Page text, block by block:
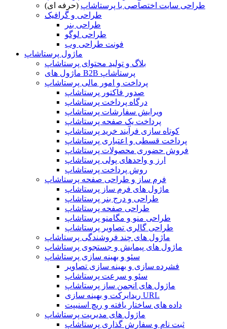
طراحی سایت اختصاصی با پرستاشاپ (حرفه ای)
طراحی و گرافیک
طراحی بنر
طراحی لوگو
فونت طراحی وب
ماژول پرستاشاپ
بلاگ و تولید محتوای پرستاشاپ
ماژول های B2B پرستاشاپ
پرداخت و امور مالی پرستاشاپ
صدور فاکتور پرستاشاپ
درگاه پرداخت پرستاشاپ
ویرایش سفارشات پرستاشاپ
پرداخت یک صفحه پرستاشاپ
کوتاه سازی فرآیند خرید پرستاشاپ
پرداخت قسطی و اعتباری پرستاشاپ
فروش حضوری محصولات پرستاشاپ
ارز و واحدهای پولی پرستاشاپ
روش پرداخت پرستاشاپ
فرم ساز و طراحی صفحه پرستاشاپ
ماژول های فرم ساز پرستاشاپ
طراحی و درج بنر پرستاشاپ
طراحی صفحه پرستاشاپ
طراحی منو و مگامنو پرستاشاپ
طراحی گالری تصاویر پرستاشاپ
ماژول های چند فروشندگی پرستاشاپ
ماژول های پیمایش و جستجوی پرستاشاپ
سئو و بهینه سازی پرستاشاپ
فشرده سازی و بهینه سازی تصاویر
سئو و سرعت پرستاشاپ
ماژول های انجمن ساز پرستاشاپ
ریدایرکت و بهینه سازی URL
داده های ساختار یافته و ریچ اسنیپت
ماژول های مدیریت پرستاشاپ
ثبت نام و سفارش گذاری پرستاشاپ